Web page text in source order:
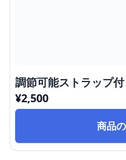
調節可能ストラップ
¥2,500
商品